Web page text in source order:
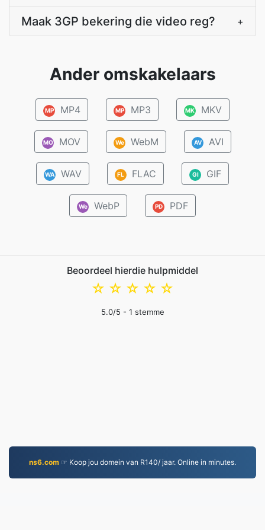
Maak 3GP bekering die video reg? +
Ander omskakelaars
MP MP4 MP MP3 MK MKV
MO MOV We WebM AV AVI
WA WAV FL FLAC GI GIF
We WebP PD PDF
Beoordeel hierdie hulpmiddel
☆
☆
☆
☆
☆
5.0/5 - 1 stemme
ns6.com ☞ Koop jou domein van R140/ jaar. Online in minutes.